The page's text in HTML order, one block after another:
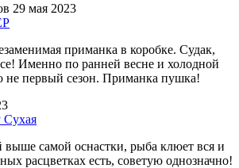
29 мая 2023
приманка в коробке. Судак,
Именно по ранней весне и холодной
не первый сезон. Приманка пушка!
самой оснастки, рыба клюет вся и
расцветках есть, советую однозначно!